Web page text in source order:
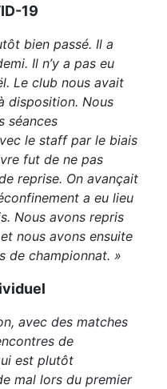
19
bien passé. Il a
Il n’y a pas eu
Le club nous avait
disposition. Nous
séances
le staff par le biais
fut de ne pas
reprise. On avançait
a eu lieu
Nous avons repris
nous avons ensuite
de championnat. »
avec des matches
de
est plutôt
mal lors du premier